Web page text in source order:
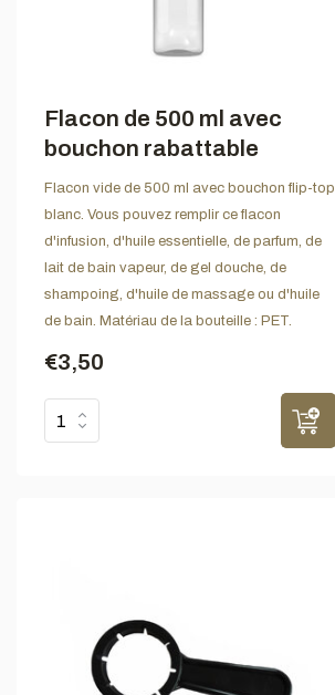
Flacon de 500 ml avec
bouchon rabattable
Flacon vide de 500 ml avec bouchon flip-top
blanc. Vous pouvez remplir ce flacon
d'infusion, d'huile essentielle, de parfum, de
lait de bain vapeur, de gel douche, de
shampoing, d'huile de massage ou d'huile
de bain. Matériau de la bouteille : PET.
€3,50